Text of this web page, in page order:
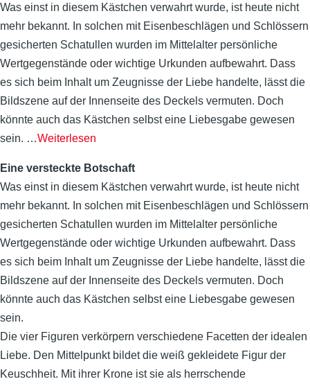
Was einst in diesem Kästchen verwahrt wurde, ist heute nicht
mehr bekannt. In solchen mit Eisenbeschlägen und Schlössern
gesicherten Schatullen wurden im Mittelalter persönliche
Wertgegenstände oder wichtige Urkunden aufbewahrt. Dass
es sich beim Inhalt um Zeugnisse der Liebe handelte, lässt die
Bildszene auf der Innenseite des Deckels vermuten. Doch
könnte auch das Kästchen selbst eine Liebesgabe gewesen
sein. …Weiterlesen
Eine versteckte Botschaft
Was einst in diesem Kästchen verwahrt wurde, ist heute nicht
mehr bekannt. In solchen mit Eisenbeschlägen und Schlössern
gesicherten Schatullen wurden im Mittelalter persönliche
Wertgegenstände oder wichtige Urkunden aufbewahrt. Dass
es sich beim Inhalt um Zeugnisse der Liebe handelte, lässt die
Bildszene auf der Innenseite des Deckels vermuten. Doch
könnte auch das Kästchen selbst eine Liebesgabe gewesen
sein.
Die vier Figuren verkörpern verschiedene Facetten der idealen
Liebe. Den Mittelpunkt bildet die weiß gekleidete Figur der
Keuschheit. Mit ihrer Krone ist sie als herrschende